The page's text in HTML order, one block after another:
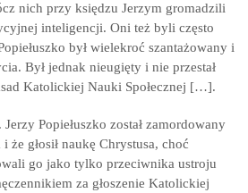
nich przy księdzu Jerzym gromadzili
inteligencji. Oni też byli często
był wielekroć szantażowany i
Był jednak nieugięty i nie przestał
Katolickiej Nauki Społecznej […].
Popiełuszko został zamordowany
że głosił naukę Chrystusa, choć
go jako tylko przeciwnika ustroju
za głoszenie Katolickiej